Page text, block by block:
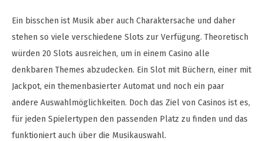
Ein bisschen ist Musik aber auch Charaktersache und daher
stehen so viele verschiedene Slots zur Verfügung. Theoretisch
würden 20 Slots ausreichen, um in einem Casino alle
denkbaren Themes abzudecken. Ein Slot mit Büchern, einer mit
Jackpot, ein themenbasierter Automat und noch ein paar
andere Auswahlmöglichkeiten. Doch das Ziel von Casinos ist es,
für jeden Spielertypen den passenden Platz zu finden und das
funktioniert auch über die Musikauswahl.